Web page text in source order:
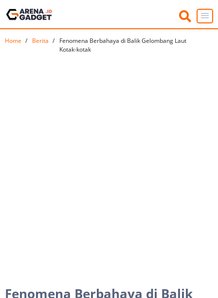
Home Berita
Fenomena Berbahaya di Balik Gelombang Laut
Kotak-kotak
Fenomena Berbahaya di Balik